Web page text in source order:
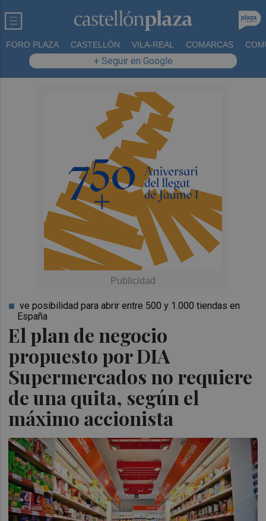
FORO PLAZA CASTELLÓN VILA-REAL COMARCAS
+ Seguir en Google
El plan de negocio
propuesto por DIA
Supermercados no requiere
de una quita, según el
máximo accionista
ve posibilidad para abrir entre 500 y 1.000 tiendas en
España